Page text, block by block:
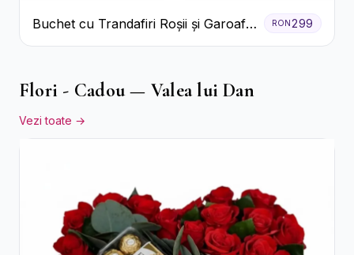
Buchet cu Trandafiri Roșii și Garoafe
Roz Pal
RON299
Flori - Cadou — Valea lui Dan
Vezi toate →